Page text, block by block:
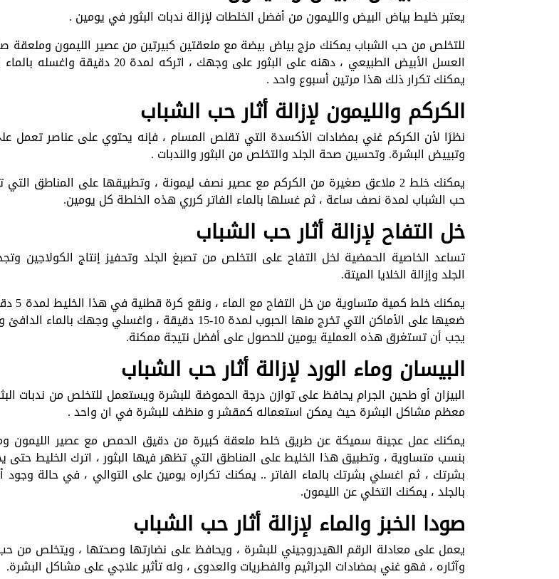
يعتبر خليط بياض البيض والليمون من أفضل الخلطات لإزالة ندبات البثور في يومين .
للتخلص من حب الشباب يمكنك مزج بياض بيضة مع ملعقتين كبيرتين من عصير الليمون وملعقة
العسل الأبيض الطبيعي ، دهنه على البثور على وجهك ، اتركه لمدة 20
يمكنك تكرار ذلك هذا مرتين أسبوع واحد .
الكركم والليمون لإزالة أثار حب الشباب
نظرًا لأن الكركم غني بمضادات الأكسدة التي تقلص المسام ، فإنه يحتوي على عناصر تعمل
وتبييض البشرة. وتحسين صحة الجلد والتخلص من البثور والندبات .
يمكنك خلط 2 ملاعق صغيرة من الكركم مع عصير نصف ليمونة ، وتطبيقها على المناطق
حب الشباب لمدة نصف ساعة ، ثم غسلها بالماء الفاتر كرري هذه الخلطة كل يومين.
خل التفاح لإزالة أثار حب الشباب
تساعد الخاصية الحمضية لخل التفاح على التخلص من تصبغ الجلد وتحفيز إنتاج الكولاجين
الجلد وإزالة الخلايا الميتة.
يمكنك خلط كمية
ضعيها على الأماكن التي تخرج منها الحبوب لمدة 10-15 دقيقة ، واغسلي وجهك
يجب أن تستغرق هذه العملية يومين للحصول على أفضل نتيجة ممكنة.
البيسان وماء الورد لإزالة أثار حب الشباب
البيزان أو طحين الجرام يحافظ على توازن درجة الحموضة للبشرة ويستعمل للتخلص من ندبات
معظم مشاكل البشرة حيث يمكن استعماله كمقشر و منظف للبشرة في ان واحد .
يمكنك عمل عجينة سميكة عن طريق خلط ملعقة كبيرة من دقيق الحمص مع عصير الليمون
بنسب متساوية ، وتطبيق هذا الخليط على المناطق التي تظهر فيها البثور ، اترك الخليط
بشرتك ، ثم اغسلي بشرتك بالماء الفاتر .. يمكنك تكراره يومين على التوالي ، في حالة وجود
بالجلد ، يمكنك التخلي عن الليمون.
صودا الخبز والماء لإزالة أثار حب الشباب
يعمل على معادلة الرقم الهيدروجيني للبشرة ، ويحافظ على نضارتها وصحتها ، ويتخلص من
وآثاره ، فهو غني بمضادات الجراثيم والفطريات والعدوى ، وله تأثير علاجي على مشاكل البشرة.